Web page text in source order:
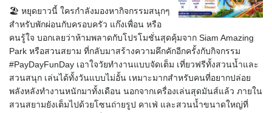
🏖️ หยุดยาวนี้ ใครกำลังมองหากิจกรรมสนุกๆ
สำหรับพักผ่อนกับครอบครัว แก๊งเพื่อน หรือ
คนรู้ใจ บอกเลยว่าห้ามพลาดกับโปรโมชั่นสุดคุ้มจาก Siam Amazing
Park หรือสวนสยาม ที่กลับมาสร้างความคึกคักอีกครั้งกับกิจกรรม
#PayDayFunDay เอาใจวัยทำงานแบบจัดเต็ม เที่ยวฟรีทั้งสวนน้ำและ
สวนสนุก เล่นได้ทั้งวันแบบไม่อั้น เหมาะมากสำหรับคนที่อยากปล่อย
พลังหลังทำงานหนักมาทั้งเดือน นอกจากเครื่องเล่นสุดมันส์แล้ว ภายใน
สวนสยามยังเต็มไปด้วยโซนถ่ายรูป คาเฟ่ และสวนน้ำขนาดใหญ่ที่